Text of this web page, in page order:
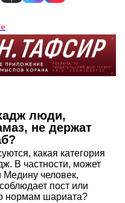
e
люди,
не держат
какая категория
В частности, может
человек,
пост или
нормам шариата?